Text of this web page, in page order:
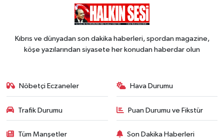
Kıbrıs ve dünyadan son dakika haberleri, spordan magazine,
köşe yazılarından siyasete her konudan haberdar olun
Nöbetçi Eczaneler Hava Durumu
Trafik Durumu Puan Durumu ve Fikstür
Tüm Manşetler Son Dakika Haberleri